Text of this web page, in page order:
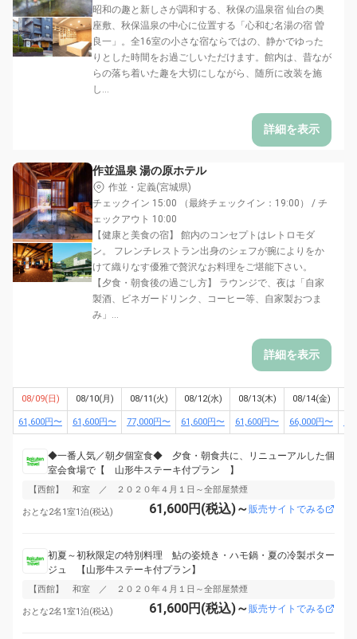
昭和の趣と新しさが調和する、秋保の温泉宿 仙台の奥
座敷、秋保温泉の中心に位置する「心和む名湯の宿 曽
良一」。全16室の小さな宿ならではの、静かでゆった
りとした時間をお過ごしいただけます。館内は、昔なが
らの落ち着いた趣を大切にしながら、随所に改装を施
し...
詳細を表示
作並温泉 湯の原ホテル
作並・定義(宮城県)
チェックイン 15:00 （最終チェックイン：19:00） / チ
ェックアウト 10:00
【健康と美食の宿】 館内のコンセプトはレトロモダ
ン。 フレンチレストラン出身のシェフが腕によりをか
けて織りなす優雅で贅沢なお料理をご堪能下さい。
【夕食・朝食後の過ごし方】 ラウンジで、夜は「自家
製酒、ビネガードリンク、コーヒー等、自家製おつま
み」...
詳細を表示
08/09(日) 08/10(月) 08/11(火) 08/12(水) 08/13(木) 08/14(金)
61,600円〜 61,600円〜 77,000円〜 61,600円〜 61,600円〜 66,000円〜
◆一番人気／朝夕個室食◆ 夕食・朝食共に、リニューアルした個
室会食場で【 山形牛ステーキ付プラン 】
【西館】 和室 ／ ２０２０年４月１日～全部屋禁煙
おとな2名1室1泊(税込) 61,600円(税込)～販売サイトでみる
初夏～初秋限定の特別料理 鮎の姿焼き・ハモ鍋・夏の冷製ポター
ジュ 【山形牛ステーキ付プラン】
【西館】 和室 ／ ２０２０年４月１日～全部屋禁煙
おとな2名1室1泊(税込) 61,600円(税込)～販売サイトでみる